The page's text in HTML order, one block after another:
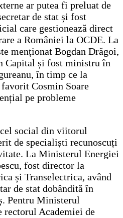
ar putea fi preluat de
de stat și fost
care gestionează direct
a României la OCDE. La
menționat Bogdan Drăgoi,
Capital și fost ministru în
în timp ce la
Cosmin Soare
pe probleme
social din viitorul
de specialiști recunoscuți
La Ministerul Energiei
fost director la
și Transelectrica, având
de stat dobândită în
Pentru Ministerul
Academiei de